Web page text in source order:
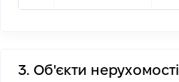
3. Об'єкти нерухомості